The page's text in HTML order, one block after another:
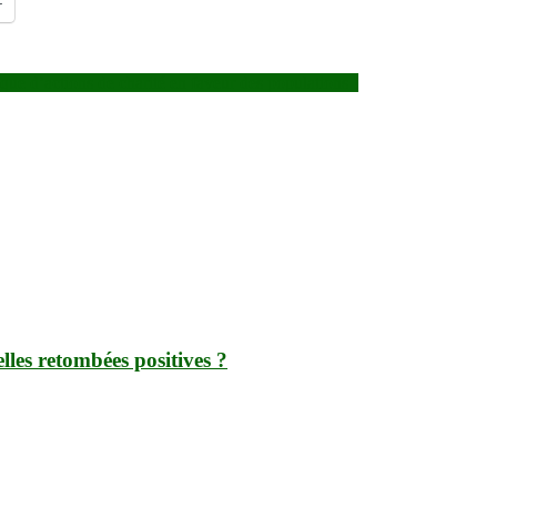
retombées positives ?